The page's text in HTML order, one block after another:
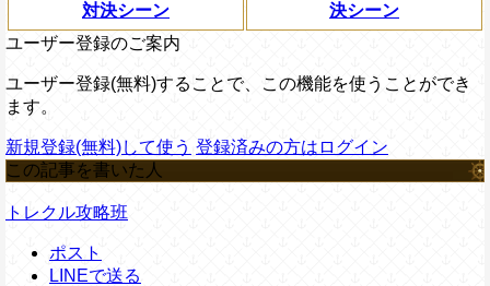
対決シーン
決シーン
ユーザー登録のご案内
ユーザー登録(無料)することで、この機能を使うことができ
ます。
新規登録(無料)して使う 登録済みの方はログイン
この記事を書いた人
トレクル攻略班
ポスト
LINEで送る